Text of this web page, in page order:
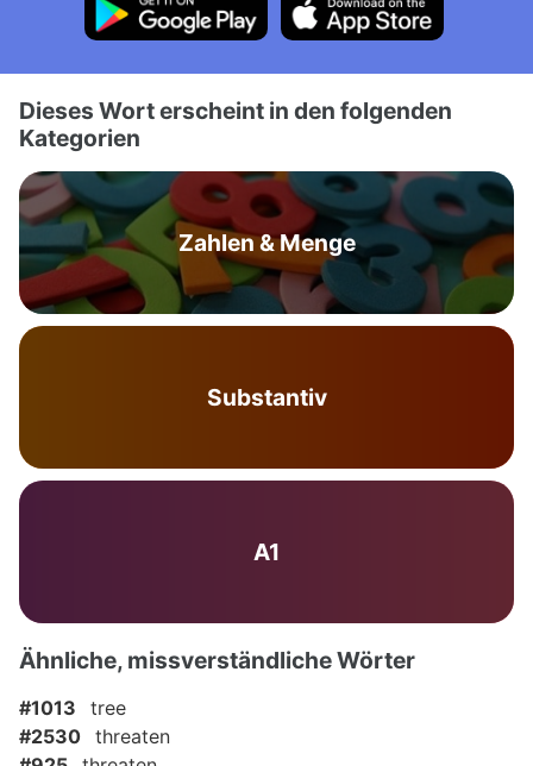
Dieses Wort erscheint in den folgenden
Kategorien
Zahlen & Menge
Substantiv
A1
Ähnliche, missverständliche Wörter
#1013
tree
#2530 threaten